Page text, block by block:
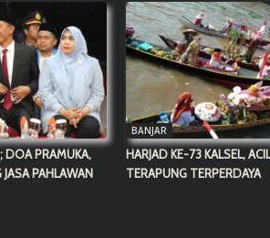
DOA PRAMUKA,
JASA PAHLAWAN
BANJAR
HARJAD KE-73 KALSEL,
TERAPUNG TERPERDAYA